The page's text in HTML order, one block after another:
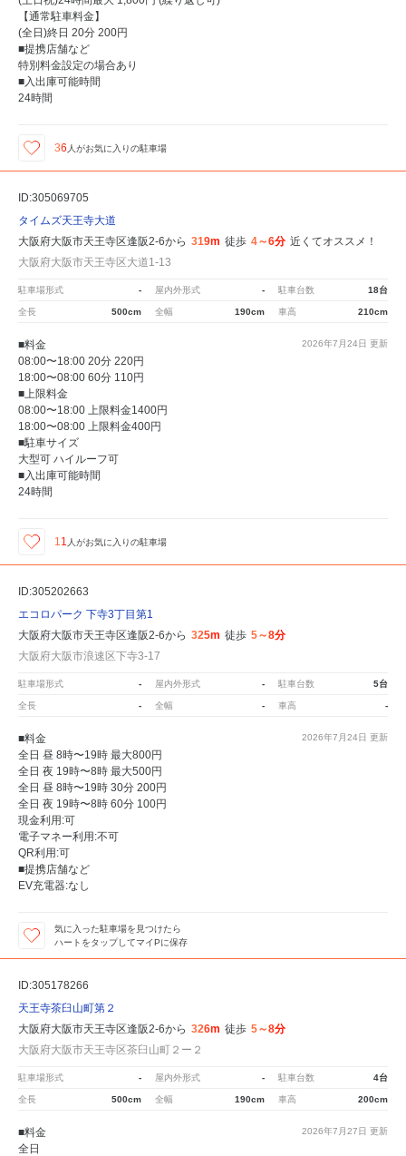
【通常駐車料金】
(全日)終日 20分 200円
■提携店舗など
特別料金設定の場合あり
■入出庫可能時間
24時間
36 人がお気に入りの駐車場
ID:305069705
タイムズ天王寺大道
大阪府大阪市天王寺区逢阪2-6から 319m 徒歩 4～6分 近くてオススメ！
大阪府大阪市天王寺区大道1-13
駐車場形式 - 屋内外形式 - 駐車台数 18台
全長 500cm 全幅 190cm 車高 210cm
2026年7月24日 更新
■料金
08:00〜18:00 20分 220円
18:00〜08:00 60分 110円
■上限料金
08:00〜18:00 上限料金1400円
18:00〜08:00 上限料金400円
■駐車サイズ
大型可 ハイルーフ可
■入出庫可能時間
24時間
11 人がお気に入りの駐車場
ID:305202663
エコロパーク 下寺3丁目第1
大阪府大阪市天王寺区逢阪2-6から 325m 徒歩 5～8分
大阪府大阪市浪速区下寺3-17
駐車場形式 - 屋内外形式 - 駐車台数 5台
全長 - 全幅 - 車高 -
2026年7月24日 更新
■料金
全日 昼 8時〜19時 最大800円
全日 夜 19時〜8時 最大500円
全日 昼 8時〜19時 30分 200円
全日 夜 19時〜8時 60分 100円
現金利用:可
電子マネー利用:不可
QR利用:可
■提携店舗など
EV充電器:なし
気に入った駐車場を見つけたら
ハートをタップしてマイPに保存
ID:305178266
天王寺茶臼山町第２
大阪府大阪市天王寺区逢阪2-6から 326m 徒歩 5～8分
大阪府大阪市天王寺区茶臼山町２ー２
駐車場形式 - 屋内外形式 - 駐車台数 4台
全長 500cm 全幅 190cm 車高 200cm
2026年7月27日 更新
■料金
全日